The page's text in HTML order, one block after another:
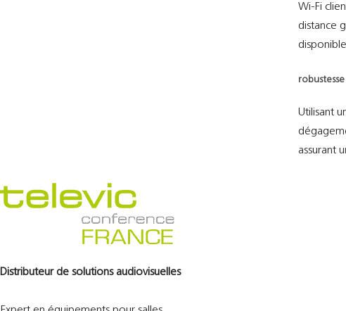
Wi-Fi
distance
Utilisant
assurant
Distributeur de solutions audiovisuelles